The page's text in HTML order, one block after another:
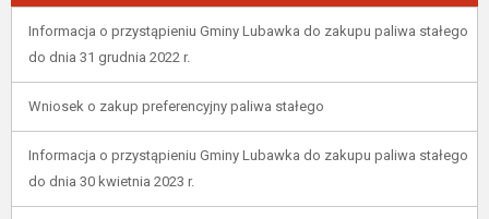
Informacja o przystąpieniu Gminy Lubawka do zakupu paliwa stałego
do dnia 31 grudnia 2022 r.
Wniosek o zakup preferencyjny paliwa stałego
Informacja o przystąpieniu Gminy Lubawka do zakupu paliwa stałego
do dnia 30 kwietnia 2023 r.